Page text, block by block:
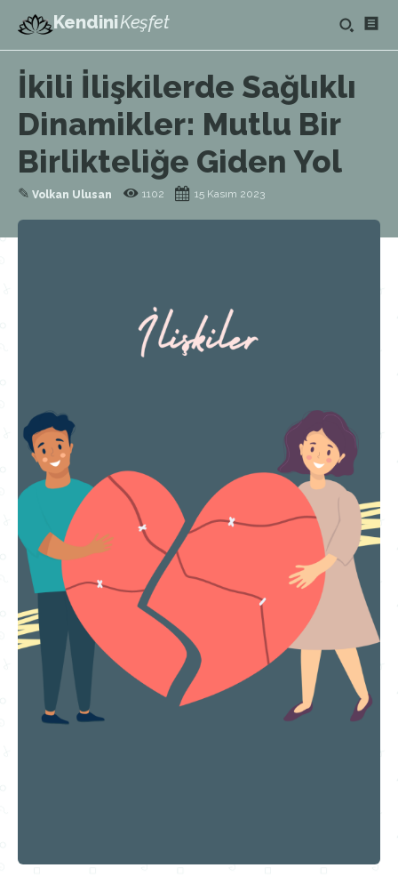
KendiniKeşfet
İkili İlişkilerde Sağlıklı
Dinamikler: Mutlu Bir
Birlikteliğe Giden Yol
✎ Volkan Ulusan 1102 15 Kasım 2023